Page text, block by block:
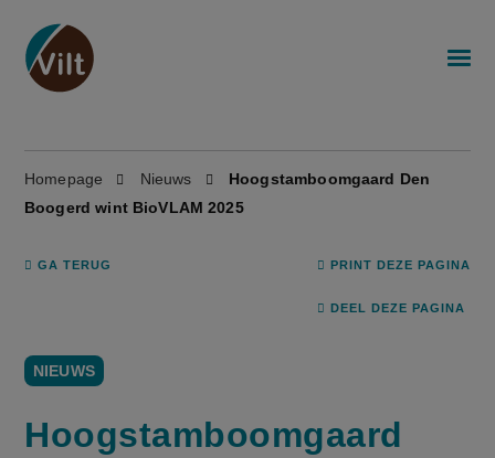
Homepage Nieuws
Hoogstamboomgaard Den
Boogerd wint BioVLAM 2025
GA TERUG PRINT DEZE PAGINA
DEEL DEZE PAGINA
NIEUWS
Hoogstamboomgaard